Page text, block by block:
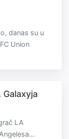
danas su u
Union
LA